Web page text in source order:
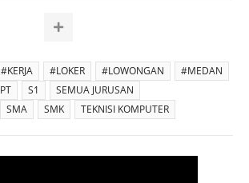
#KERJA #LOKER #LOWONGAN
#MEDAN
PT S1
SEMUA JURUSAN
SMA SMK TEKNISI KOMPUTER